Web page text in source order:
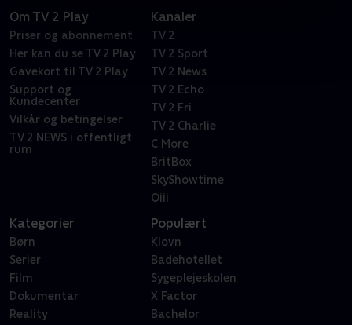
Om TV 2 Play
Priser og abonnement
Her kan du se TV 2 Play
Gavekort til TV 2 Play
Support og
Kundecenter
Vilkår og betingelser
TV 2 NEWS i offentligt
rum
Kanaler
TV 2
TV 2 Sport
TV 2 News
TV 2 Echo
TV 2 Fri
TV 2 Charlie
C More
BritBox
SkyShowtime
Oiii
Kategorier
Børn
Serier
Film
Dokumentar
Reality
Populært
Klovn
Badehotellet
Sygeplejeskolen
X Factor
Bachelor